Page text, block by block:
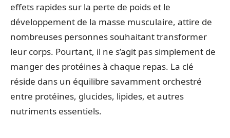
effets rapides sur la perte de poids et le
développement de la masse musculaire, attire de
nombreuses personnes souhaitant transformer
leur corps. Pourtant, il ne s’agit pas simplement de
manger des protéines à chaque repas. La clé
réside dans un équilibre savamment orchestré
entre protéines, glucides, lipides, et autres
nutriments essentiels.